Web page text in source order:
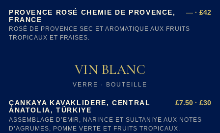
PROVENCE ROSÉ CHEMIE DE PROVENCE,
FRANCE
— · £42
ROSÉ DE PROVENCE SEC ET AROMATIQUE AUX FRUITS
TROPICAUX ET FRAISES.
VIN BLANC
VERRE · BOUTEILLE
ÇANKAYA KAVAKLIDERE, CENTRAL
ANATOLIA, TÜRKIYE
£7.50 · £30
ASSEMBLAGE D’EMIR, NARINCE ET SULTANIYE AUX NOTES
D’AGRUMES, POMME VERTE ET FRUITS TROPICAUX.